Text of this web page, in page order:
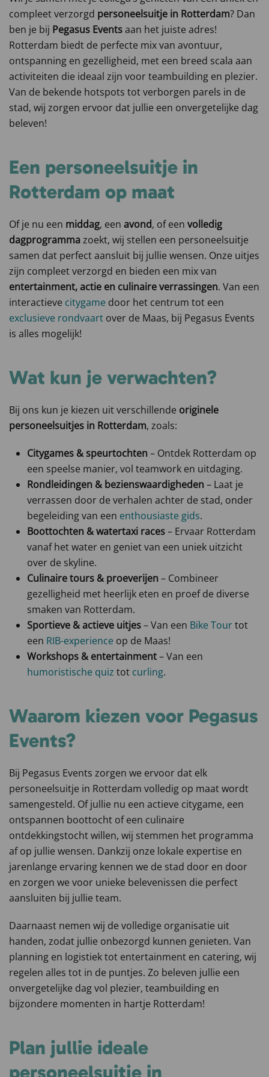
compleet verzorgd personeelsuitje in Rotterdam? Dan
ben je bij Pegasus Eventsaan het juiste adres!
Rotterdam biedt de perfecte mix van avontuur,
ontspanning en gezelligheid, met een breed scala aan
activiteiten die ideaal zijn voor teambuilding en plezier.
Van de bekende hotspots tot verborgen parels in de
stad, wij zorgen ervoor dat jullie een onvergetelijke dag
beleven!
Een personeelsuitje in
Rotterdam op maat
Of je nu een middag, een avond, of een volledig
dagprogrammazoekt, wij stellen een personeelsuitje
samen dat perfect aansluit bij jullie wensen. Onze uitjes
zijn compleet verzorgd en bieden een mix van
entertainment, actie en culinaire verrassingen. Van een
interactieve citygame door het centrum tot een
exclusieve rondvaart over de Maas, bij Pegasus Events
is alles mogelijk!
Wat kun je verwachten?
Bij ons kun je kiezen uit verschillende originele
personeelsuitjes in Rotterdam, zoals:
Citygames & speurtochten– Ontdek Rotterdam op
een speelse manier, vol teamwork en uitdaging.
Rondleidingen & bezienswaardigheden– Laat je
verrassen door de verhalen achter de stad, onder
begeleiding van een enthousiaste gids.
Boottochten & watertaxi races– Ervaar Rotterdam
vanaf het water en geniet van een uniek uitzicht
over de skyline.
Culinaire tours & proeverijen– Combineer
gezelligheid met heerlijk eten en proef de diverse
smaken van Rotterdam.
Sportieve & actieve uitjes– Van een Bike Tourtot
een RIB-experience op de Maas!
Workshops & entertainment– Van een
humoristische quiz tot curling.
Waarom kiezen voor Pegasus
Events?
Bij Pegasus Events zorgen we ervoor dat elk
personeelsuitje in Rotterdam volledig op maat wordt
samengesteld. Of jullie nu een actieve citygame, een
ontspannen boottocht of een culinaire
ontdekkingstocht willen, wij stemmen het programma
af op jullie wensen. Dankzij onze lokale expertise en
jarenlange ervaring kennen we de stad door en door
en zorgen we voor unieke belevenissen die perfect
aansluiten bij jullie team.
Daarnaast nemen wij de volledige organisatie uit
handen, zodat jullie onbezorgd kunnen genieten. Van
planning en logistiek tot entertainment en catering, wij
regelen alles tot in de puntjes. Zo beleven jullie een
onvergetelijke dag vol plezier, teambuilding en
bijzondere momenten in hartje Rotterdam!
Plan jullie ideale
personeelsuitje in